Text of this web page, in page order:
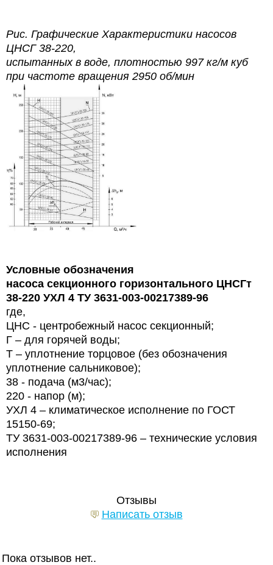
Рис. Графические Характеристики насосов
ЦНСГ 38-220,
испытанных в воде, плотностью 997 кг/м куб
при частоте вращения 2950 об/мин
Условные обозначения
насоса секционного горизонтального ЦНСГт
38-220 УХЛ 4 ТУ 3631-003-00217389-96
где,
ЦНС - центробежный насос секционный;
Г – для горячей воды;
Т – уплотнение торцовое (без обозначения
уплотнение сальниковое);
38 - подача (м3/час);
220 - напор (м);
УХЛ 4 – климатическое исполнение по ГОСТ
15150-69;
ТУ 3631-003-00217389-96 – технические условия
исполнения
Отзывы
Написать отзыв
Пока отзывов нет..